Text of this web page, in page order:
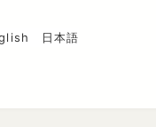
日本語